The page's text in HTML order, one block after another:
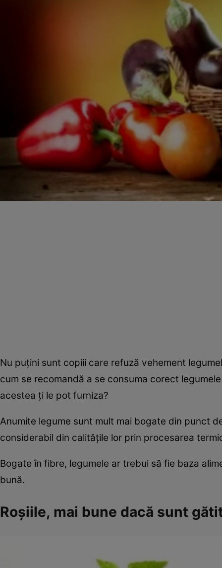
Nu puţini sunt copiii care refuză vehement
cum se recomandă a se consuma corect
acestea ţi le pot furniza?
Anumite legume sunt mult mai bogate din punct
considerabil din calităţile lor prin procesarea
Bogate în fibre, legumele ar trebui să fie baza
bună.
Roşiile, mai bune dacă sunt